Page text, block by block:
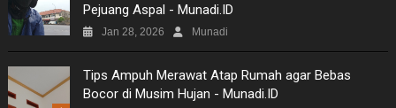
SITEMAP
Pejuang Aspal - Munadi.ID
Jan 28, 2026 Munadi
Tips Ampuh Merawat Atap Rumah agar Bebas
Bocor di Musim Hujan - Munadi.ID